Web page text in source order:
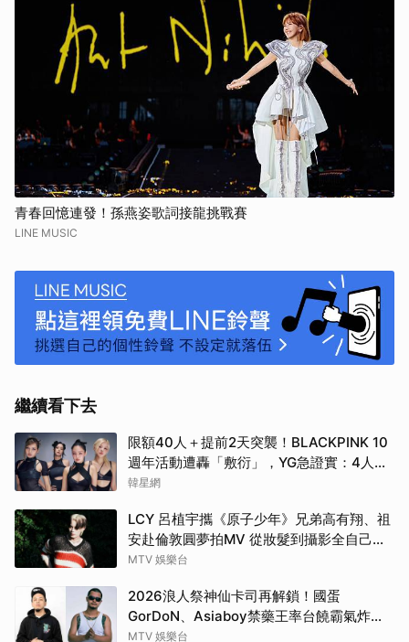
青春回憶連發！孫燕姿歌詞接龍挑戰賽
LINE MUSIC
繼續看下去
限額40人＋提前2天突襲！BLACKPINK 10
週年活動遭轟「敷衍」，YG急證實：4人確
定完全體出席
韓星網
LCY 呂植宇攜《原子少年》兄弟高有翔、祖
安赴倫敦圓夢拍MV 從妝髮到攝影全自己
來！
MTV 娛樂台
2026浪人祭神仙卡司再解鎖！國蛋
GorDoN、Asiaboy禁藥王率台饒霸氣炸翻
府城 11 月安平重磅開躁！
MTV 娛樂台